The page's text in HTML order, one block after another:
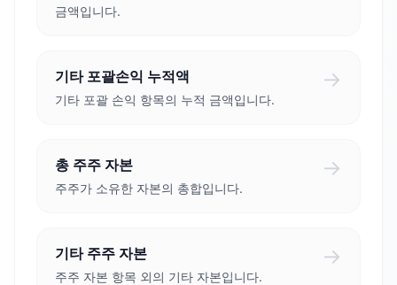
금액입니다.
기타 포괄손익 누적액
기타 포괄 손익 항목의 누적 금액입니다.
→
총 주주 자본
주주가 소유한 자본의 총합입니다.
→
기타 주주 자본
주주 자본 항목 외의 기타 자본입니다.
→